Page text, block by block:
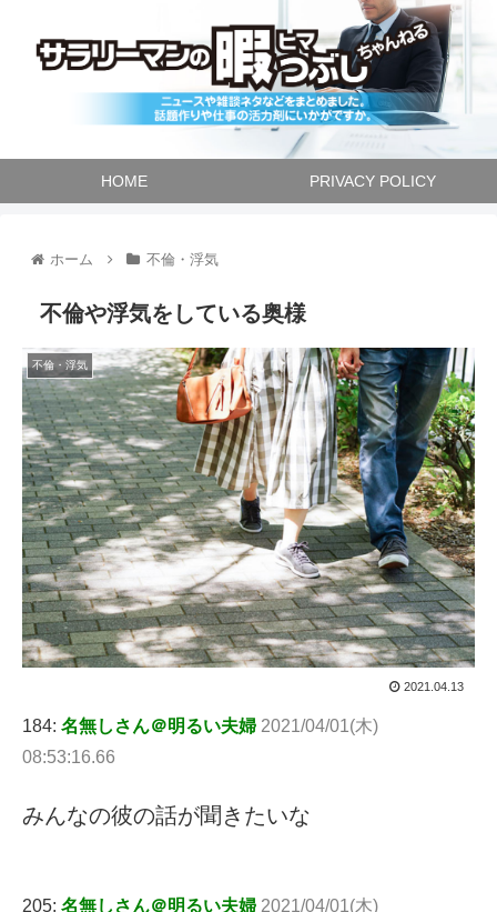
HOME PRIVACY POLICY
ホーム 不倫・浮気
不倫や浮気をしている奥様
不倫・浮気
2021.04.13
184: 名無しさん＠明るい夫婦 2021/04/01(木)
08:53:16.66
みんなの彼の話が聞きたいな
205: 名無しさん＠明るい夫婦 2021/04/01(木)